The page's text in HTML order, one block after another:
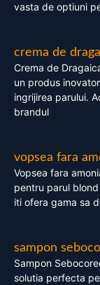
vasta de optiuni
crema de
Crema de
un produs
ingrijirea parului.
brandul
vopsea fara
Vopsea fara
pentru parul
iti ofera gama sa
sampon
Sampon
solutia perfecta